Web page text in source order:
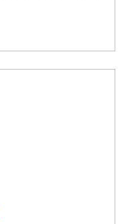
to operate with
and offering best-
for flexible of